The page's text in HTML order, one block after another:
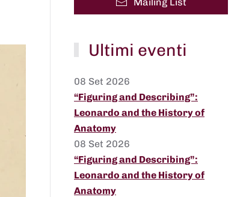
Ultimi eventi
08 Set 2026
“Figuring and Describing”:
Leonardo and the History of
Anatomy
08 Set 2026
“Figuring and Describing”:
Leonardo and the History of
Anatomy